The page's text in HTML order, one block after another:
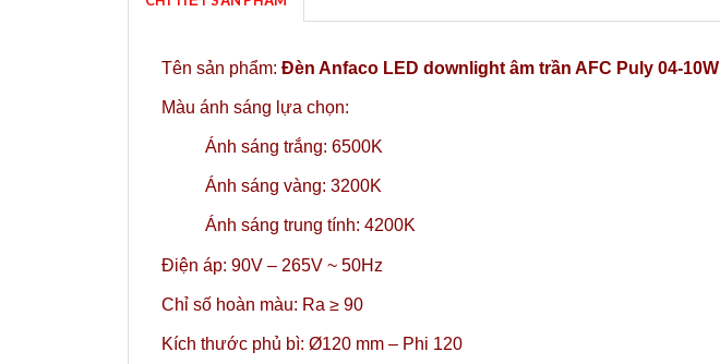
Tên sản phẩm: Đèn Anfaco LED downlight âm trần AFC Puly 04-10W
Màu ánh sáng lựa chọn:
Ánh sáng trắng: 6500K
Ánh sáng vàng: 3200K
Ánh sáng trung tính: 4200K
Điện áp: 90V – 265V ~ 50Hz
Chỉ số hoàn màu: Ra ≥ 90
Kích thước phủ bì: Ø120 mm – Phi 120